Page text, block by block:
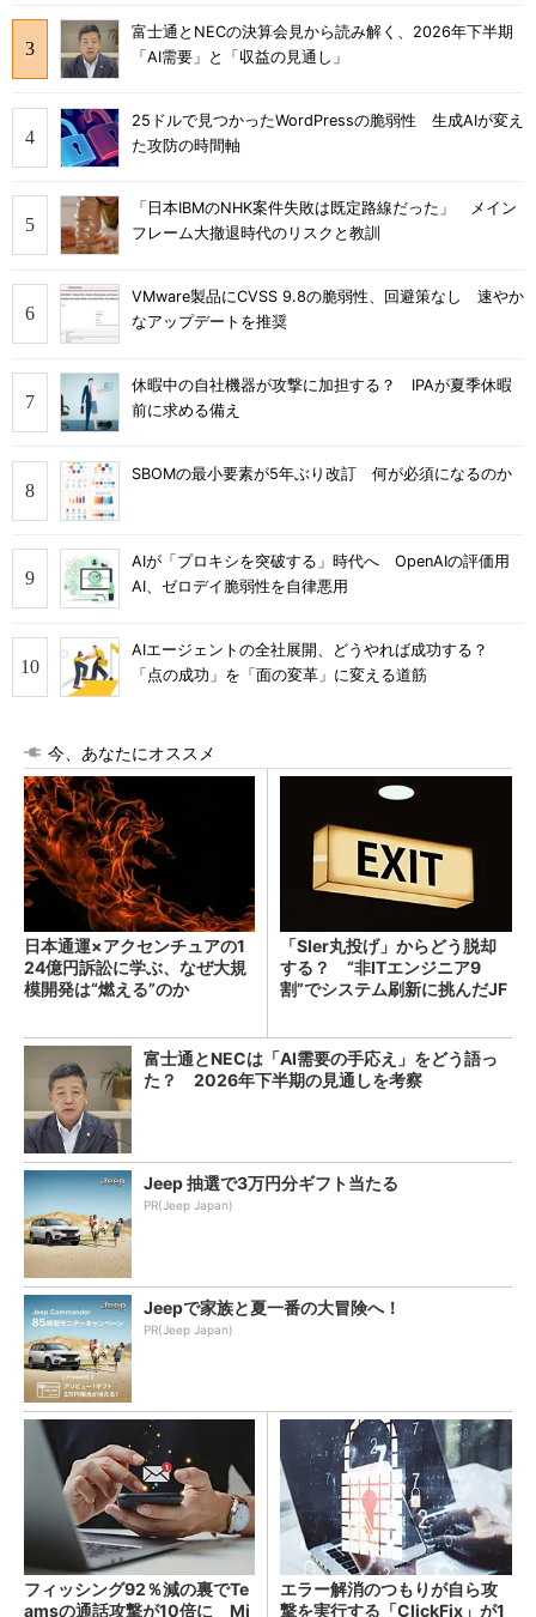
富士通とNECの決算会見から読み解く、2026年下半期
「AI需要」と「収益の見通し」
25ドルで見つかったWordPressの脆弱性 生成AIが変え
た攻防の時間軸
「日本IBMのNHK案件失敗は既定路線だった」 メイン
フレーム大撤退時代のリスクと教訓
VMware製品にCVSS 9.8の脆弱性、回避策なし 速やか
なアップデートを推奨
休暇中の自社機器が攻撃に加担する？ IPAが夏季休暇
前に求める備え
SBOMの最小要素が5年ぶり改訂 何が必須になるのか
AIが「プロキシを突破する」時代へ OpenAIの評価用
AI、ゼロデイ脆弱性を自律悪用
AIエージェントの全社展開、どうやれば成功する？
「点の成功」を「面の変革」に変える道筋
今、あなたにオススメ
日本通運×アクセンチュアの1
24億円訴訟に学ぶ、なぜ大規
模開発は“燃える”のか
「SIer丸投げ」からどう脱却
する？ “非ITエンジニア9
割”でシステム刷新に挑んだJF
富士通とNECは「AI需要の手応え」をどう語っ
た？ 2026年下半期の見通しを考察
Jeep 抽選で3万円分ギフト当たる
PR(Jeep Japan)
Jeepで家族と夏一番の大冒険へ！
PR(Jeep Japan)
フィッシング92％減の裏でTe
amsの通話攻撃が10倍に Mi
エラー解消のつもりが自ら攻
撃を実行する「ClickFix」が1